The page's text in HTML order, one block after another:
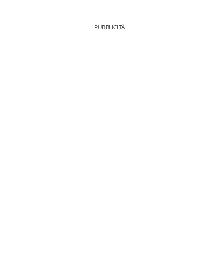
PUBBLICITÀ